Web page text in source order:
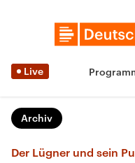
Live
Archiv
Der Lügner und sein